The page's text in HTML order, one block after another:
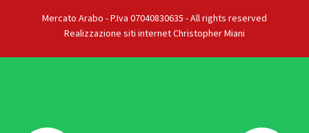
Mercato Arabo - P.Iva 07040830635 - All rights reserved
Realizzazione siti internet Christopher Miani